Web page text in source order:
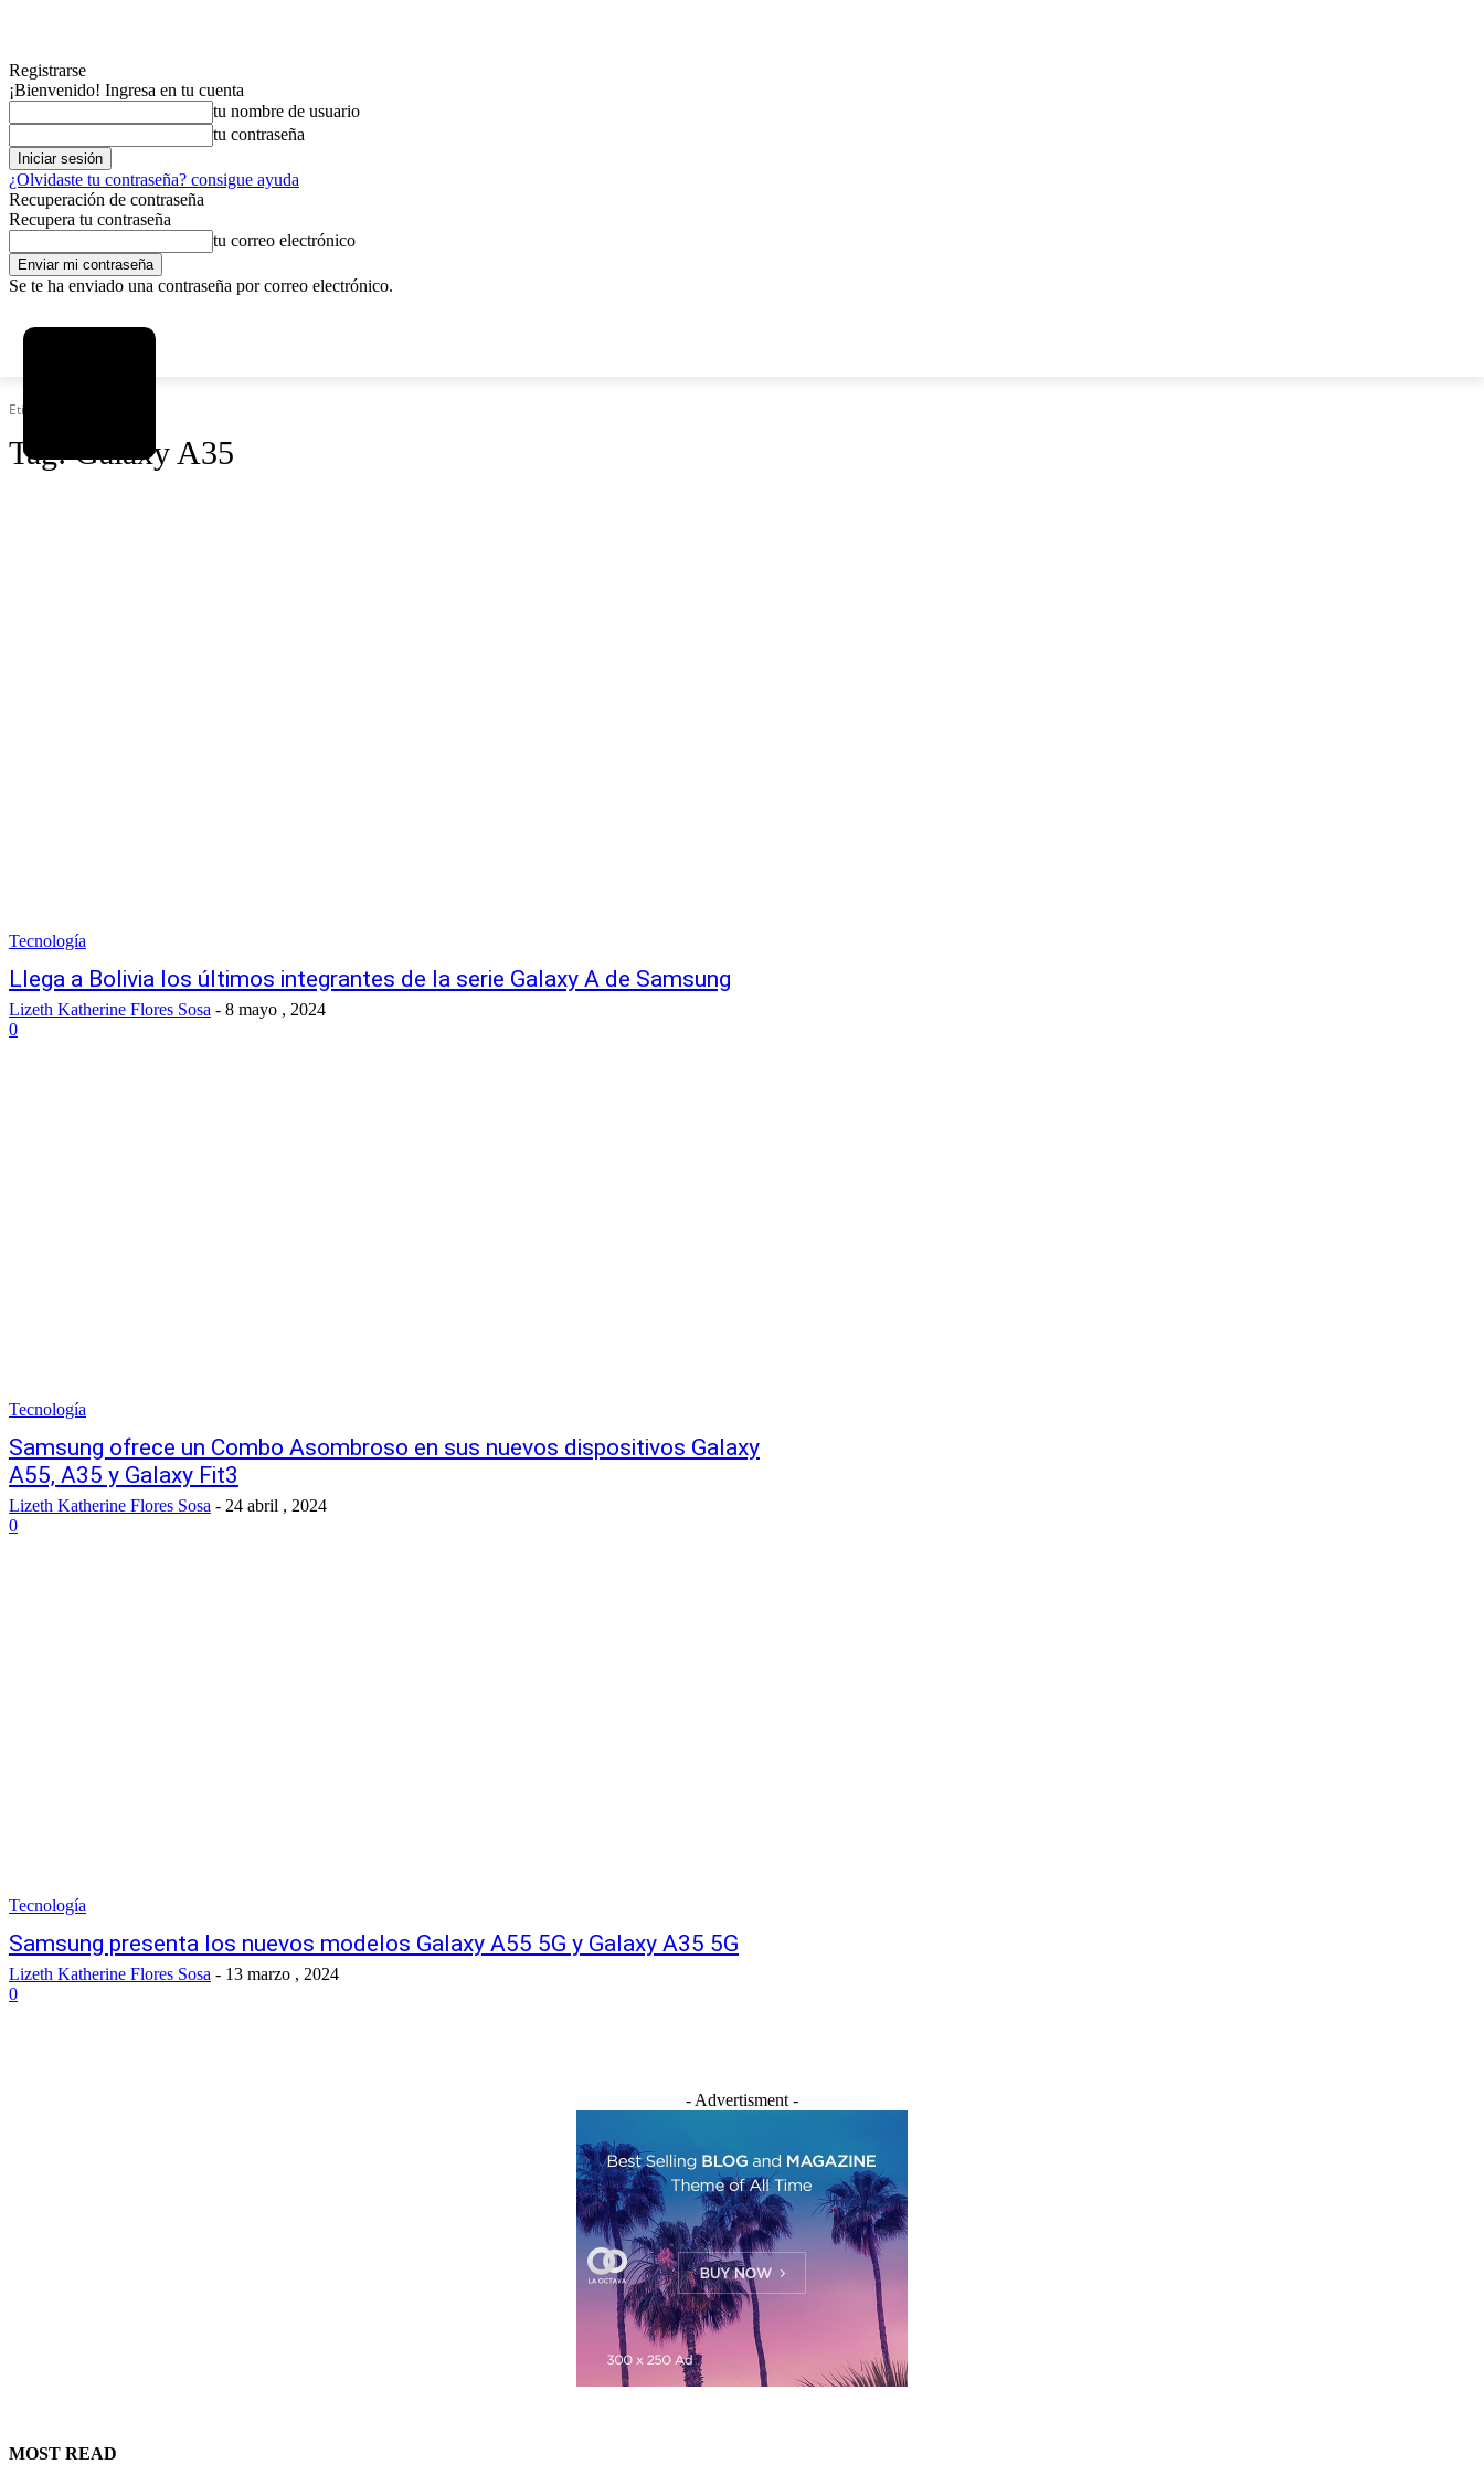
Registrarse
¡Bienvenido! Ingresa en tu cuenta
tu nombre de usuario
tu contraseña
¿Olvidaste tu contraseña? consigue ayuda
Recuperación de contraseña
Recupera tu contraseña
tu correo electrónico
Se te ha enviado una contraseña por correo electrónico.
Etiquetas
Tag:Galaxy A35
Tecnología
Llega a Bolivia los últimos integrantes de la serie Galaxy A de Samsung
Lizeth Katherine Flores Sosa - 8 mayo , 2024
0
Tecnología
Samsung ofrece un Combo Asombroso en sus nuevos dispositivos Galaxy
A55, A35 y Galaxy Fit3
Lizeth Katherine Flores Sosa - 24 abril , 2024
0
Tecnología
Samsung presenta los nuevos modelos Galaxy A55 5G y Galaxy A35 5G
Lizeth Katherine Flores Sosa - 13 marzo , 2024
0
- Advertisment -
MOST READ